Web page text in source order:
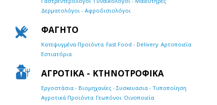
Δερματολόγοι - Αφροδισιολόγοι
ΦΑΓΗΤΟ
Κατεψυγμένα Προϊόντα Fast Food - Delivery Αρτοποιεία
Εστιατόρια
ΑΓΡΟΤΙΚΑ - ΚΤΗΝΟΤΡΟΦΙΚΑ
Εργοστάσια - Βιομηχανίες - Συσκευασια - Τυποποίηση
Αγροτικά Προϊόντα Γεωπόνοι Οινοποιεία